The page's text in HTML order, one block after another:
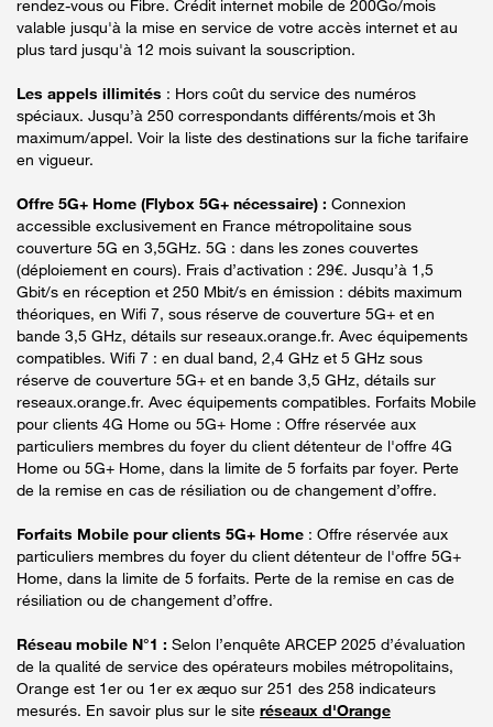
rendez-vous ou Fibre. Crédit internet mobile de 200Go/mois
valable jusqu'à la mise en service de votre accès internet et au
plus tard jusqu'à 12 mois suivant la souscription.
Les appels illimités : Hors coût du service des numéros
spéciaux. Jusqu’à 250 correspondants différents/mois et 3h
maximum/appel. Voir la liste des destinations sur la fiche tarifaire
en vigueur.
Offre 5G+ Home (Flybox 5G+ nécessaire) : Connexion
accessible exclusivement en France métropolitaine sous
couverture 5G en 3,5GHz. 5G : dans les zones couvertes
(déploiement en cours). Frais d’activation : 29€. Jusqu’à 1,5
Gbit/s en réception et 250 Mbit/s en émission : débits maximum
théoriques, en Wifi 7, sous réserve de couverture 5G+ et en
bande 3,5 GHz, détails sur reseaux.orange.fr. Avec équipements
compatibles. Wifi 7 : en dual band, 2,4 GHz et 5 GHz sous
réserve de couverture 5G+ et en bande 3,5 GHz, détails sur
reseaux.orange.fr. Avec équipements compatibles. Forfaits Mobile
pour clients 4G Home ou 5G+ Home : Offre réservée aux
particuliers membres du foyer du client détenteur de l'offre 4G
Home ou 5G+ Home, dans la limite de 5 forfaits par foyer. Perte
de la remise en cas de résiliation ou de changement d’offre.
Forfaits Mobile pour clients 5G+ Home : Offre réservée aux
particuliers membres du foyer du client détenteur de l'offre 5G+
Home, dans la limite de 5 forfaits. Perte de la remise en cas de
résiliation ou de changement d’offre.
Réseau mobile N°1 : Selon l’enquête ARCEP 2025 d’évaluation
de la qualité de service des opérateurs mobiles métropolitains,
Orange est 1er ou 1er ex æquo sur 251 des 258 indicateurs
mesurés. En savoir plus sur le site réseaux d'Orange